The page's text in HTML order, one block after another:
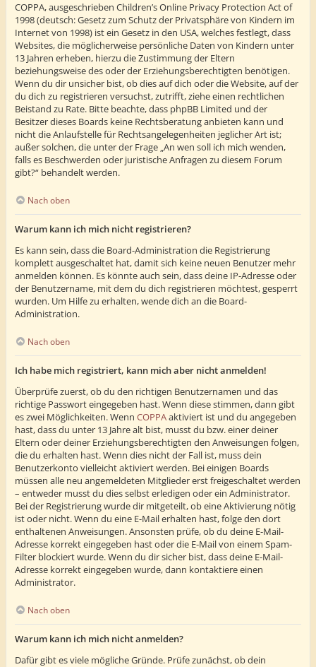
COPPA, ausgeschrieben Children’s Online Privacy Protection Act of
1998 (deutsch: Gesetz zum Schutz der Privatsphäre von Kindern im
Internet von 1998) ist ein Gesetz in den USA, welches festlegt, dass
Websites, die möglicherweise persönliche Daten von Kindern unter
13 Jahren erheben, hierzu die Zustimmung der Eltern
beziehungsweise des oder der Erziehungsberechtigten benötigen.
Wenn du dir unsicher bist, ob dies auf dich oder die Website, auf der
du dich zu registrieren versuchst, zutrifft, ziehe einen rechtlichen
Beistand zu Rate. Bitte beachte, dass phpBB Limited und der
Besitzer dieses Boards keine Rechtsberatung anbieten kann und
nicht die Anlaufstelle für Rechtsangelegenheiten jeglicher Art ist;
außer solchen, die unter der Frage „An wen soll ich mich wenden,
falls es Beschwerden oder juristische Anfragen zu diesem Forum
gibt?“ behandelt werden.
Nach oben
Warum kann ich mich nicht registrieren?
Es kann sein, dass die Board-Administration die Registrierung
komplett ausgeschaltet hat, damit sich keine neuen Benutzer mehr
anmelden können. Es könnte auch sein, dass deine IP-Adresse oder
der Benutzername, mit dem du dich registrieren möchtest, gesperrt
wurden. Um Hilfe zu erhalten, wende dich an die Board-
Administration.
Nach oben
Ich habe mich registriert, kann mich aber nicht anmelden!
Überprüfe zuerst, ob du den richtigen Benutzernamen und das
richtige Passwort eingegeben hast. Wenn diese stimmen, dann gibt
es zwei Möglichkeiten. Wenn COPPAaktiviert ist und du angegeben
hast, dass du unter 13 Jahre alt bist, musst du bzw. einer deiner
Eltern oder deiner Erziehungsberechtigten den Anweisungen folgen,
die du erhalten hast. Wenn dies nicht der Fall ist, muss dein
Benutzerkonto vielleicht aktiviert werden. Bei einigen Boards
müssen alle neu angemeldeten Mitglieder erst freigeschaltet werden
– entweder musst du dies selbst erledigen oder ein Administrator.
Bei der Registrierung wurde dir mitgeteilt, ob eine Aktivierung nötig
ist oder nicht. Wenn du eine E-Mail erhalten hast, folge den dort
enthaltenen Anweisungen. Ansonsten prüfe, ob du deine E-Mail-
Adresse korrekt eingegeben hast oder die E-Mail von einem Spam-
Filter blockiert wurde. Wenn du dir sicher bist, dass deine E-Mail-
Adresse korrekt eingegeben wurde, dann kontaktiere einen
Administrator.
Nach oben
Warum kann ich mich nicht anmelden?
Dafür gibt es viele mögliche Gründe. Prüfe zunächst, ob dein